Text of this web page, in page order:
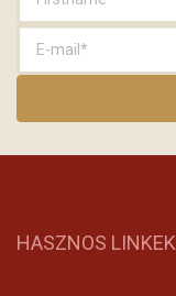
HASZNOS LINKEK